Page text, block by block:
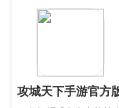
攻城天下手游官方